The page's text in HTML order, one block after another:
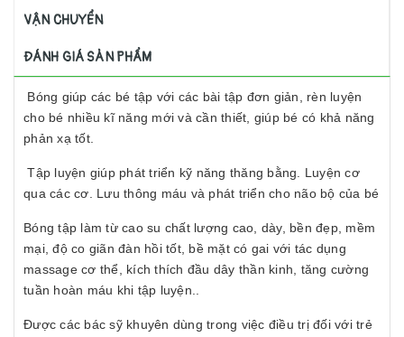
VẬN CHUYỂN
ĐÁNH GIÁ SẢN PHẨM
Bóng giúp các bé tập với các bài tập đơn giản, rèn luyện
cho bé nhiều kĩ năng mới và cần thiết, giúp bé có khả năng
phản xạ tốt.
Tập luyện giúp phát triển kỹ năng thăng bằng. Luyện cơ
qua các cơ. Lưu thông máu và phát triển cho não bộ của bé
Bóng tập làm từ cao su chất lượng cao, dày, bền đẹp, mềm
mại, độ co giãn đàn hồi tốt, bề mặt có gai với tác dụng
massage cơ thể, kích thích đầu dây thần kinh, tăng cường
tuần hoàn máu khi tập luyện..
Được các bác sỹ khuyên dùng trong việc điều trị đối với trẻ